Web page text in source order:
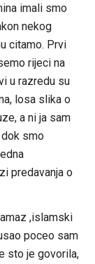
imali smo
nekog
citamo. Prvi
rijeci na
u razredu su
losa slika o
a ni ja sam
smo
predavanja o
,islamski
poceo sam
sto je govorila,